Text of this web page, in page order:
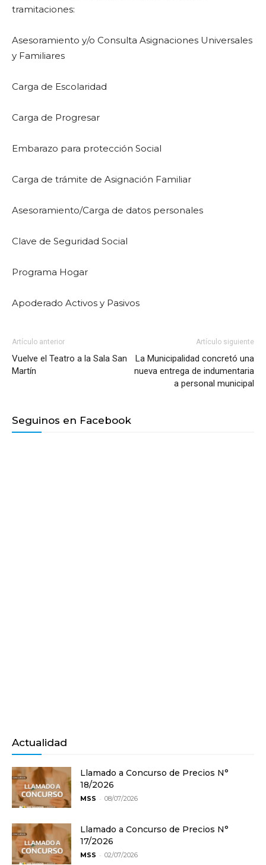
tramitaciones:
Asesoramiento y/o Consulta Asignaciones Universales
y Familiares
Carga de Escolaridad
Carga de Progresar
Embarazo para protección Social
Carga de trámite de Asignación Familiar
Asesoramiento/Carga de datos personales
Clave de Seguridad Social
Programa Hogar
Apoderado Activos y Pasivos
Artículo anterior
Vuelve el Teatro a la Sala San
Martín
Artículo siguiente
La Municipalidad concretó una
nueva entrega de indumentaria
a personal municipal
Seguinos en Facebook
Actualidad
Llamado a Concurso de Precios N°
18/2026
MSS - 08/07/2026
Llamado a Concurso de Precios N°
17/2026
MSS - 02/07/2026